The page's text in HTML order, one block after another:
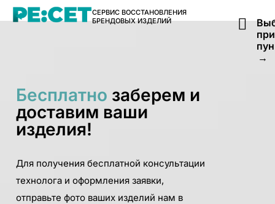
СЕРВИС ВОССТАНОВЛЕНИЯ
БРЕНДОВЫХ ИЗДЕЛИЙ
→
Бесплатно заберем и
доставим ваши
изделия!
Для получения бесплатной консультации
технолога и оформления заявки,
отправьте фото ваших изделий нам в